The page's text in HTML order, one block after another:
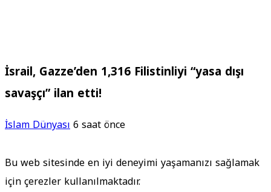
İsrail, Gazze’den 1,316 Filistinliyi “yasa dışı
savaşçı” ilan etti!
İslam Dünyası6 saat önce
Bu web sitesinde en iyi deneyimi yaşamanızı sağlamak
için çerezler kullanılmaktadır.